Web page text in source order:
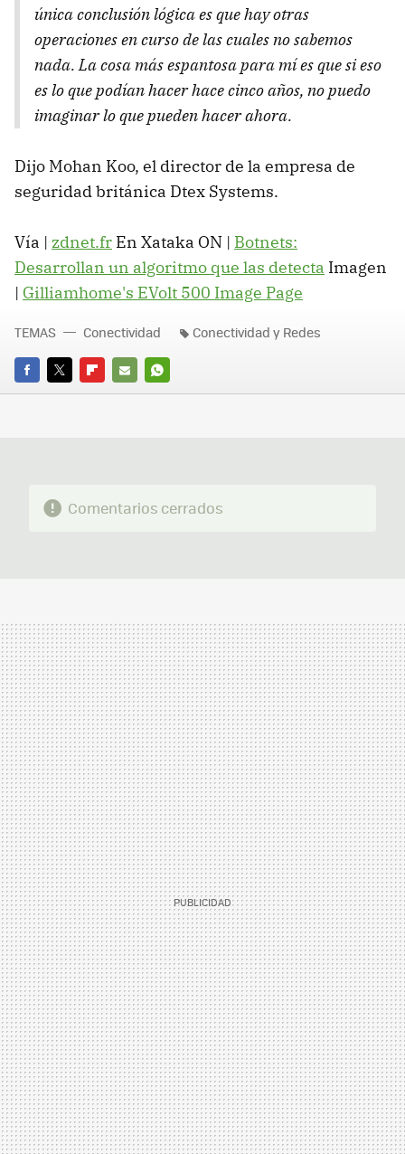
única conclusión lógica es que hay otras
operaciones en curso de las cuales no sabemos
nada. La cosa más espantosa para mí es que si eso
es lo que podían hacer hace cinco años, no puedo
imaginar lo que pueden hacer ahora.
Dijo Mohan Koo, el director de la empresa de
seguridad británica Dtex Systems.
Vía | zdnet.fr En Xataka ON | Botnets:
Desarrollan un algoritmo que las detecta Imagen
| Gilliamhome's EVolt 500 Image Page
FACEBOOK
TWITTERFLIPBOARD
E-
WHATSAPP
TEMAS Conectividad Conectividad y Redes
Comentarios cerrados